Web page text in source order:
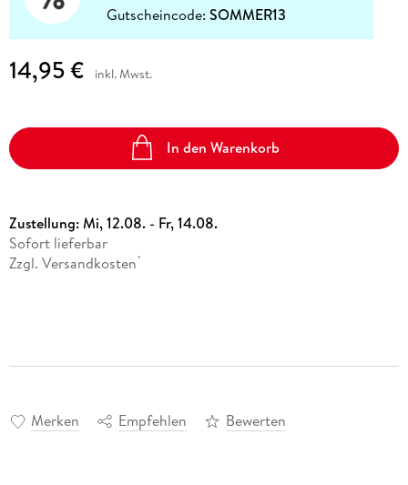
Gutscheincode:SOMMER13
14,95 € inkl. Mwst.
In den Warenkorb
Zustellung:Mi, 12.08. - Fr, 14.08.
Sofort lieferbar
Zzgl. Versandkosten *
Merken Empfehlen Bewerten